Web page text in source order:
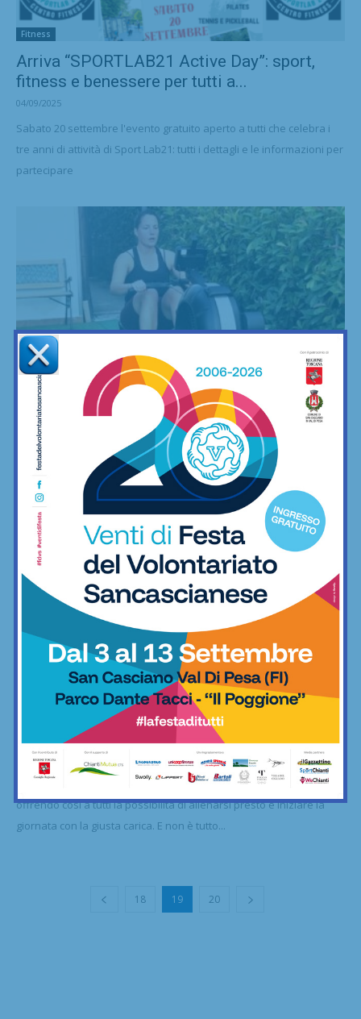
Fitness
Arriva “SPORTLAB21 Active Day”: sport,
fitness e benessere per tutti a...
04/09/2025
Sabato 20 settembre l'evento gratuito aperto a tutti che celebra i
tre anni di attività di Sport Lab21: tutti i dettagli e le informazioni per
partecipare
Fitness
Hiro Challenge: la sfida per tutti allo
SPORTLAB21 Active Day di...
16/09/2025
Se ami le sfide o vuoi metterti alla prova in qualcosa di nuovo e
adrenalinico, non puoi perderti l’evento speciale che si terrà dalle
ore 11 a La Botte. Tutti i dettagli e le info per partecipare
Il Centro Fitness “Sport Lab21”apre le porte
all’alba: più corsi, più...
16/10/2025
Il centro al Parco La Botte ha anticipato l’apertura alle 7 del mattino,
offrendo così a tutti la possibilità di allenarsi presto e iniziare la
giornata con la giusta carica. E non è tutto...
18 19 20